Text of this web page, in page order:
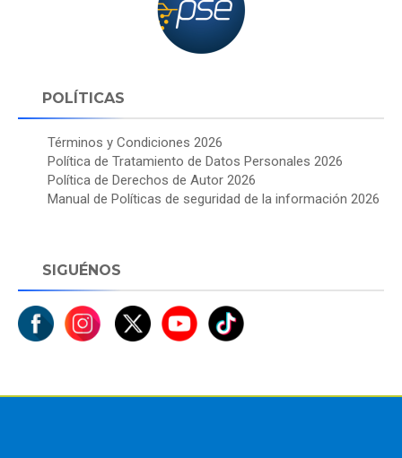
POLÍTICAS
Términos y Condiciones 2026
Política de Tratamiento de Datos Personales 2026
Política de Derechos de Autor 2026
Manual de Políticas de seguridad de la información 2026
SIGUÉNOS